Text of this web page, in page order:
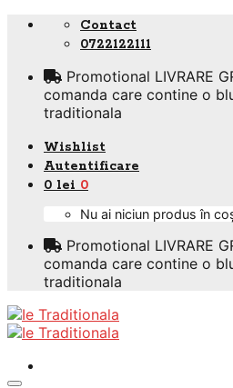
Skip
Contact
0722122111
Promotional LIVRARE
comanda care contine o
traditionala
Wishlist
Autentificare
0 lei 0
Nu ai niciun produs în
Promotional LIVRARE
comanda care contine o
traditionala